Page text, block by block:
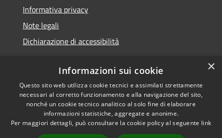
Informativa privacy
Note legali
Dichiarazione di accessibilità
RSS
Accessibilità
Cookie
Copyright © 2026 • Comune di
Renate • Powered by
Municipium•Accesso
redazione
×
Informazioni sui cookie
Questo sito web utilizza cookie tecnici e assimilati strettamente
necessari al corretto funzionamento e alla navigazione del sito,
nonché un cookie tecnico analitico al solo fine di elaborare
informazioni statistiche, aggregate e anonime.
Per maggiori dettagli, può consultare la cookie policy al seguente link